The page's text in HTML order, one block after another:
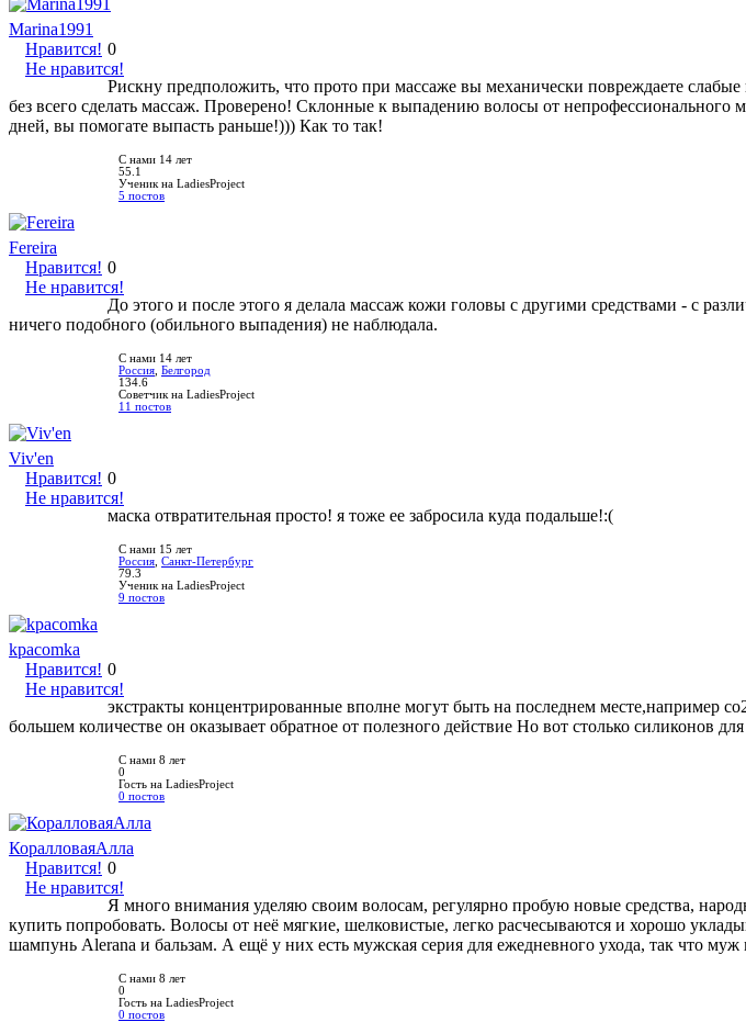
Marina1991
Нравится!
Не нравится!
0
Рискну предположить, что прото при массаже вы механически повреждаете
без всего сделать массаж. Проверено! Склонные к выпадению волосы от
дней, вы помогате выпасть раньше!))) Как то так!
С нами 14 лет
55.1
Ученик на LadiesProject
5 постов
Fereira
Нравится!
Не нравится!
0
До этого и после этого я делала массаж кожи головы с другими средствами - с
ничего подобного (обильного выпадения) не наблюдала.
С нами 14 лет
Россия Белгород
134.6
Советчик на LadiesProject
11 постов
Viv'en
Нравится!
Не нравится!
0
маска отвратительная просто! я тоже ее забросила куда подальше!:(
С нами 15 лет
Россия Санкт-Петербург
79.3
Ученик на LadiesProject
9 постов
kpacomka
Нравится!
Не нравится!
0
экстракты концентрированные вполне могут быть на последнем месте,например
большем количестве он оказывает обратное от полезного действие Но вот столько силиконов
С нами 8 лет
0
Гость на LadiesProject
0 постов
КоралловаяАлла
Нравится!
Не нравится!
0
Я много внимания уделяю своим волосам, регулярно пробую новые средства,
купить попробовать. Волосы от неё мягкие, шелковистые, легко расчесываются и хорошо
шампунь Alerana и бальзам. А ещё у них есть мужская серия для ежедневного ухода, так что
С нами 8 лет
0
Гость на LadiesProject
0 постов